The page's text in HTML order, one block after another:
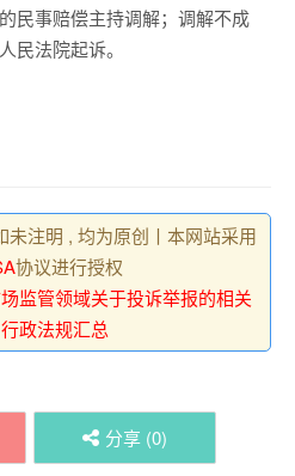
民事赔偿主持调解；调解不成
民法院起诉。
未注明 , 均为原创丨本网站采用
协议进行授权
监管领域关于投诉举报的相关
政法规汇总
分享 (0)